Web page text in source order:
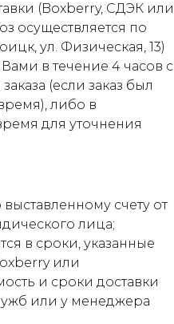
(Boxberry, СДЭК или
осуществляется по
ул. Физическая, 13)
в течение 4 часов с
(если заказ был
либо в
для уточнения
счету от
лица;
в сроки, указанные
или
и сроки доставки
или у менеджера